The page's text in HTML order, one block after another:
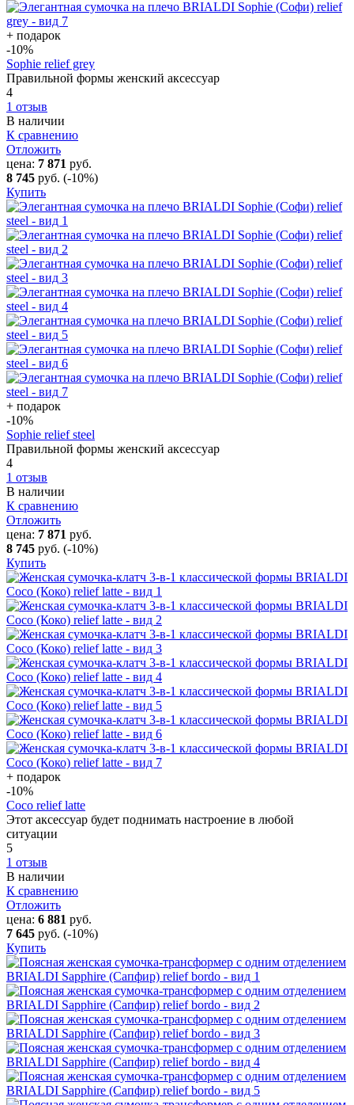
+ подарок
-10%
Sophie relief grey
Правильной формы женский аксессуар
4
1 отзыв
В наличии
К сравнению
Отложить
цена: 7 871 руб.
8 745 руб. (-10%)
Купить
+ подарок
-10%
Sophie relief steel
Правильной формы женский аксессуар
4
1 отзыв
В наличии
К сравнению
Отложить
цена: 7 871 руб.
8 745 руб. (-10%)
Купить
+ подарок
-10%
Coco relief latte
Этот аксессуар будет поднимать настроение в любой
ситуации
5
1 отзыв
В наличии
К сравнению
Отложить
цена: 6 881 руб.
7 645 руб. (-10%)
Купить